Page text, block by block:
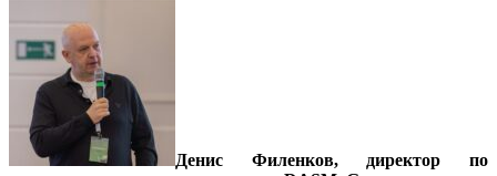
Денис Филенков, директор по